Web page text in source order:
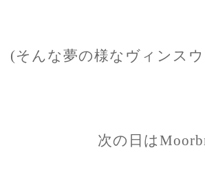
(そんな夢の様なヴィンス
次の日は